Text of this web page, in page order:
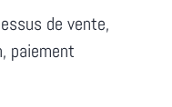
de vente,
paiement